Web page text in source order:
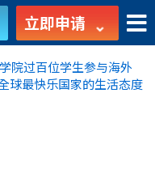
立即申请
院过百位学生参与海外
球最快乐国家的生活态度